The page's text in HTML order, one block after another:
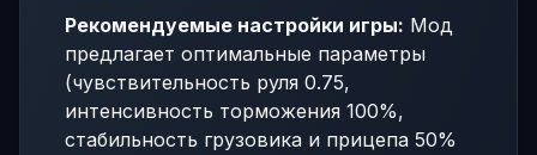
Рекомендуемые настройки игры: Мод
предлагает оптимальные параметры
(чувствительность руля 0.75,
интенсивность торможения 100%,
стабильность грузовика и прицепа 50%